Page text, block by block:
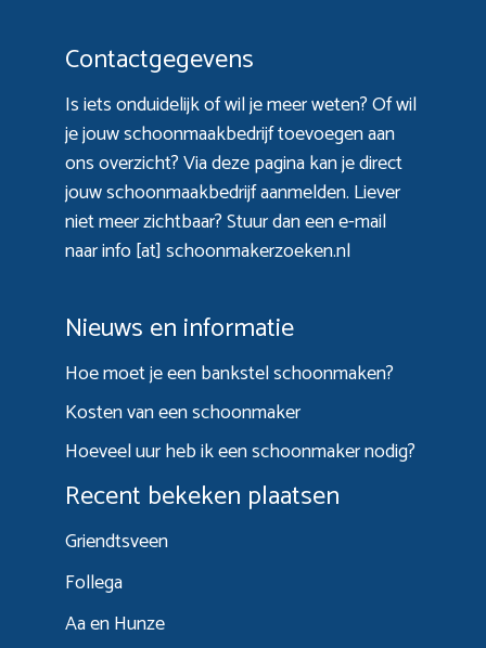
Contactgegevens
Is iets onduidelijk of wil je meer weten? Of wil
je jouw schoonmaakbedrijf toevoegen aan
ons overzicht? Viadeze paginakan je direct
jouw schoonmaakbedrijf aanmelden. Liever
niet meer zichtbaar? Stuur dan een e-mail
naar info [at] schoonmakerzoeken.nl
Nieuws en informatie
Hoe moet je een bankstel schoonmaken?
Kosten van een schoonmaker
Hoeveel uur heb ik een schoonmaker nodig?
Recent bekeken plaatsen
Griendtsveen
Follega
Aa en Hunze